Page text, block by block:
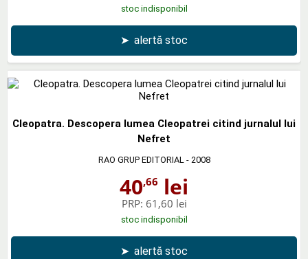
stoc indisponibil
➤ alertă stoc
Cleopatra. Descopera lumea Cleopatrei citind jurnalul lui
Nefret
RAO GRUP EDITORIAL - 2008
40,66 lei
PRP: 61,60 lei
stoc indisponibil
➤ alertă stoc